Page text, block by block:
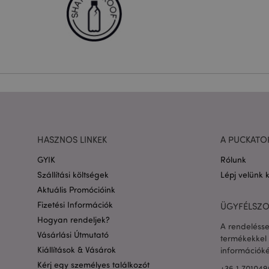
HASZNOS LINKEK
GYIK
Szállítási költségek
Aktuális Promócióink
Fizetési Információk
Hogyan rendeljek?
Vásárlási Útmutató
Kiállítások & Vásárok
Kérj egy személyes találkozót
A
Rólunk
Lépj velünk
A
X-Magento-Vary
searchReport-log
Google adatvédelmi